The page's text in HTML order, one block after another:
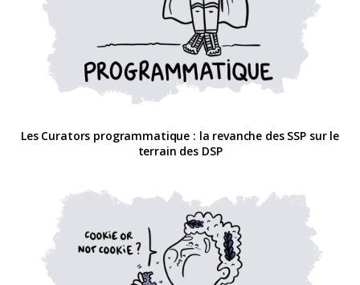
Les Curators programmatique : la revanche des SSP sur le
terrain des DSP